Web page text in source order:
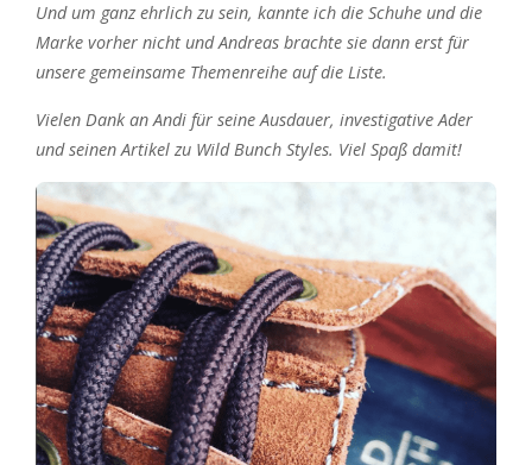
Und um ganz ehrlich zu sein, kannte ich die Schuhe und die
Marke vorher nicht und Andreas brachte sie dann erst für
unsere gemeinsame Themenreihe auf die Liste.
Vielen Dank an Andi für seine Ausdauer, investigative Ader
und seinen Artikel zu Wild Bunch Styles. Viel Spaß damit!